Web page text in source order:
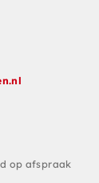
op afspraak